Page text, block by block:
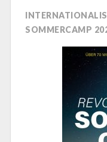
SOMMERCAMP